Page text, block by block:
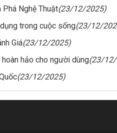
Phá Nghệ Thuật(23/12/2025)
trong cuộc sống(23/12/
Giá(23/12/2025)
hảo cho người dùng(23/
(23/12/2025)